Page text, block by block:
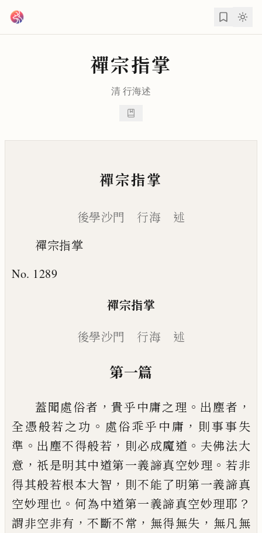
禪宗指掌
清行海述
禪宗指掌
後學沙門 行海 述
禪宗指掌
No. 1289
禪宗指掌
後學沙門 行海 述
第一篇
蓋聞處俗者 ，貴乎中庸之理 。 出塵者 ，
全憑般若之功 。 處俗乖乎中庸 ， 則事事失
準 。 出塵不得般若 ， 則必成魔道 。 夫佛法大
意 ， 祇是明其中道第一義諦真空妙理 。 若非
得其般若根本大智 ， 則不能了明第一義諦真
空妙理也 。 何為中道第一義諦真空妙理耶 ？
謂非空非有 ，不斷不常 ， 無得無失 ， 無凡無